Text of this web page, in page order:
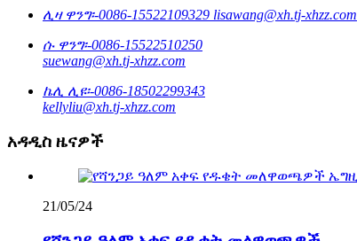
ሊዛ ዋንግ፡-0086-15522109329 lisawang@xh.tj-xhzz.com
ሱ ዋንግ፡-0086-15522510250
suewang@xh.tj-xhzz.com
ኬሊ ሊዩ፡-0086-18502299343
kellyliu@xh.tj-xhzz.com
አዳዲስ ዜናዎች
21/05/24